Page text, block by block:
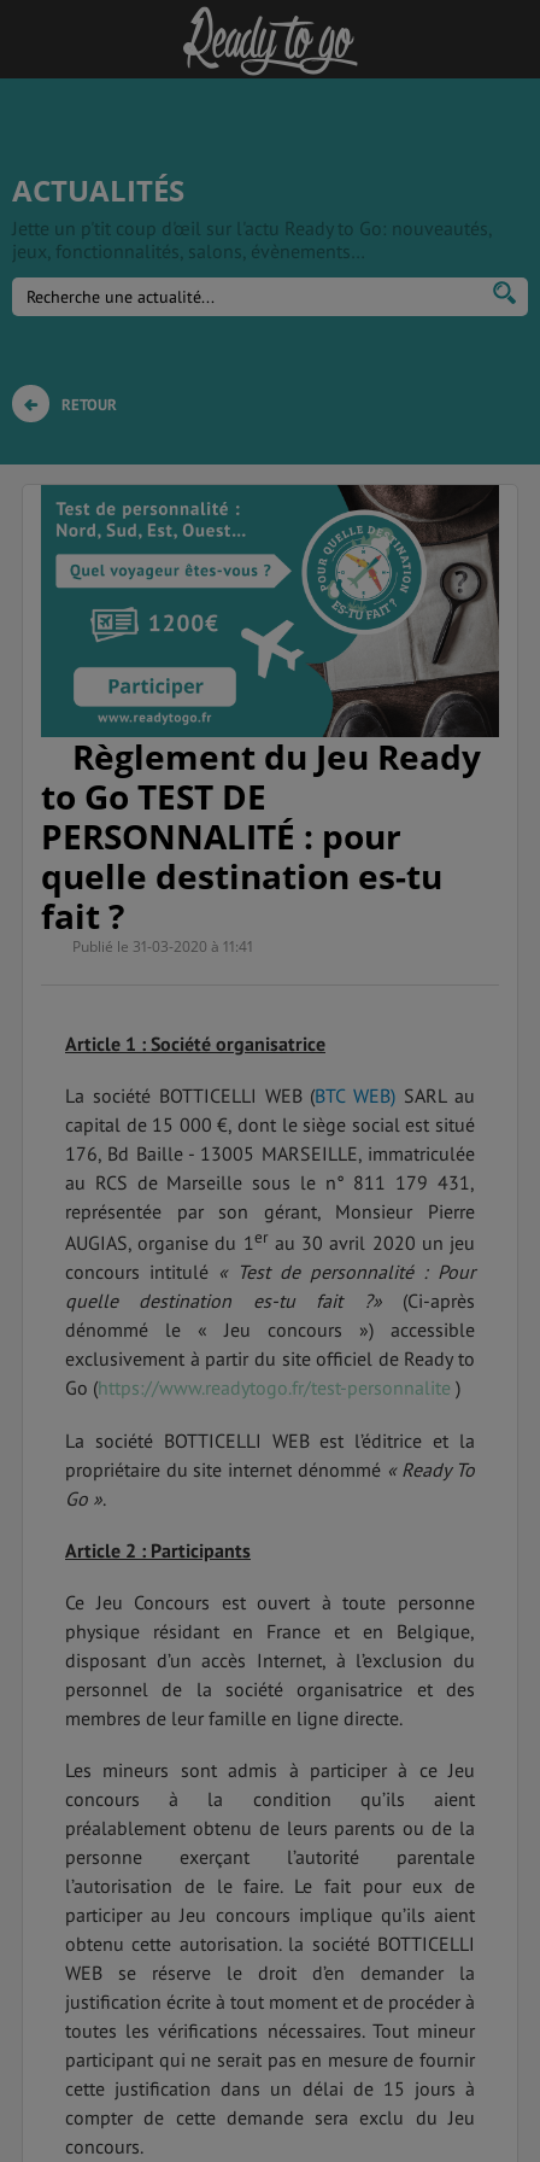
ACTUALITÉS
Jette un p'tit coup d'œil sur l'actu Ready to Go: nouveautés,
jeux, fonctionnalités, salons, évènements…
RETOUR
Règlement du Jeu Ready
to Go TEST DE
PERSONNALITÉ : pour
quelle destination es-tu
fait ?
Publié le 31-03-2020 à 11:41
Article 1 : Société organisatrice
La société BOTTICELLI WEB (BTC WEB) SARL au
capital de 15 000 €, dont le siège social est situé
176, Bd Baille - 13005 MARSEILLE, immatriculée
au RCS de Marseille sous le n° 811 179 431,
représentée par son gérant, Monsieur Pierre
AUGIAS, organise du 1er au 30 avril 2020 un jeu
concours intitulé « Test de personnalité : Pour
quelle destination es-tu fait ?»(Ci-après
dénommé le « Jeu concours ») accessible
exclusivement à partir du site officiel de Ready to
Go (https://www.readytogo.fr/test-personnalite )
La société BOTTICELLI WEB est l’éditrice et la
propriétaire du site internet dénommé « Ready To
Go ».
Article 2 : Participants
Ce Jeu Concours est ouvert à toute personne
physique résidant en France et en Belgique,
disposant d’un accès Internet, à l’exclusion du
personnel de la société organisatrice et des
membres de leur famille en ligne directe.
Les mineurs sont admis à participer à ce Jeu
concours à la condition qu’ils aient
préalablement obtenu de leurs parents ou de la
personne exerçant l’autorité parentale
l’autorisation de le faire. Le fait pour eux de
participer au Jeu concours implique qu’ils aient
obtenu cette autorisation. la société BOTTICELLI
WEB se réserve le droit d’en demander la
justification écrite à tout moment et de procéder à
toutes les vérifications nécessaires. Tout mineur
participant qui ne serait pas en mesure de fournir
cette justification dans un délai de 15 jours à
compter de cette demande sera exclu du Jeu
concours.